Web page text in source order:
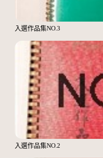
入選作品集NO.3
入選作品集NO.2